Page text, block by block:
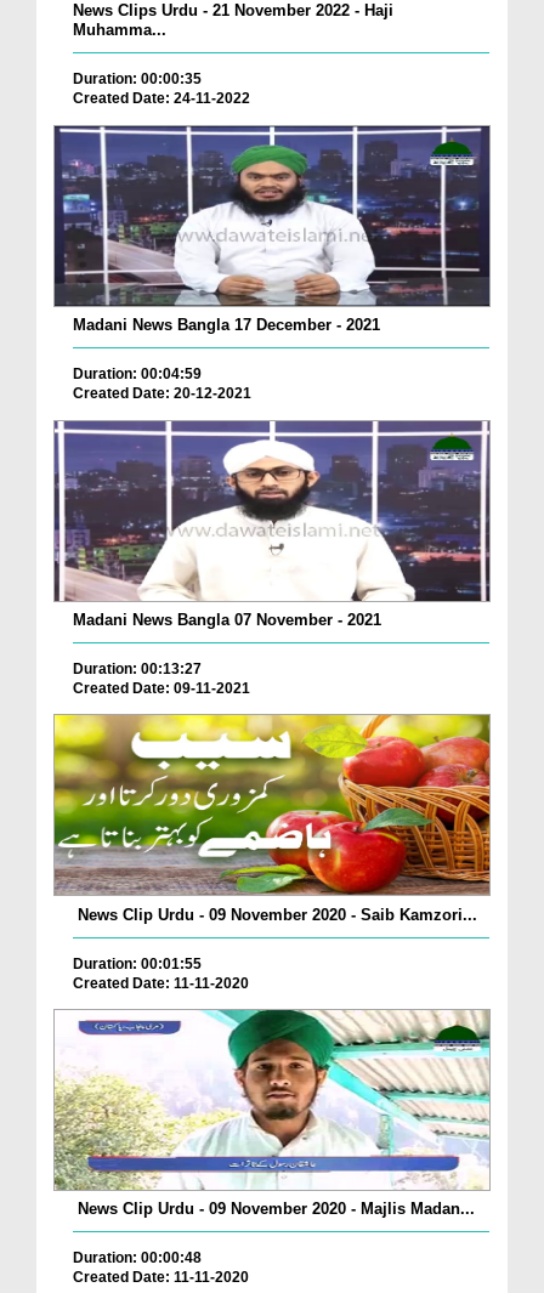
News Clips Urdu - 21 November 2022 - Haji
Muhamma...
Duration: 00:00:35
Created Date: 24-11-2022
Madani News Bangla 17 December - 2021
Duration: 00:04:59
Created Date: 20-12-2021
Madani News Bangla 07 November - 2021
Duration: 00:13:27
Created Date: 09-11-2021
News Clip Urdu - 09 November 2020 - Saib Kamzori...
Duration: 00:01:55
Created Date: 11-11-2020
News Clip Urdu - 09 November 2020 - Majlis Madan...
Duration: 00:00:48
Created Date: 11-11-2020